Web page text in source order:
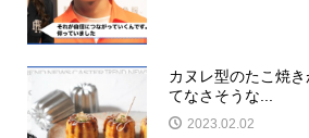
カヌレ型のたこ焼
てなさそうな...
2023.02.02